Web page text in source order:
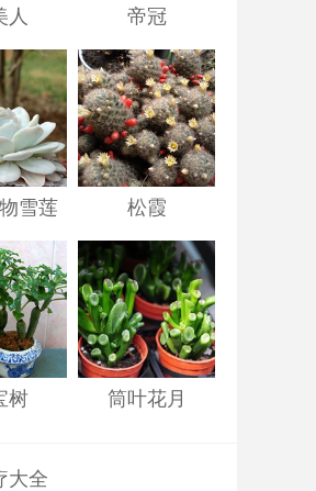
人 帝冠
雪莲 松霞
树 筒叶花月
大全